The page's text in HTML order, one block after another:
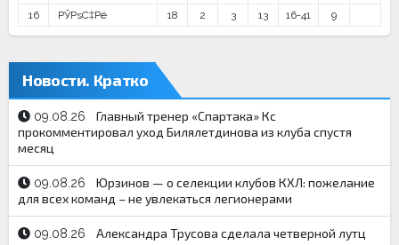
16 РЎРѕС‡Рё 18 2 3 13 16-41 9
Новости. Кратко
09.08.26
Главный тренер «Спартака» Кс
прокомментировал уход Билялетдинова из клуба спустя
месяц
09.08.26
Юрзинов — о селекции клубов КХЛ: пожелание
для всех команд – не увлекаться легионерами
09.08.26
Александра Трусова сделала четверной лутц